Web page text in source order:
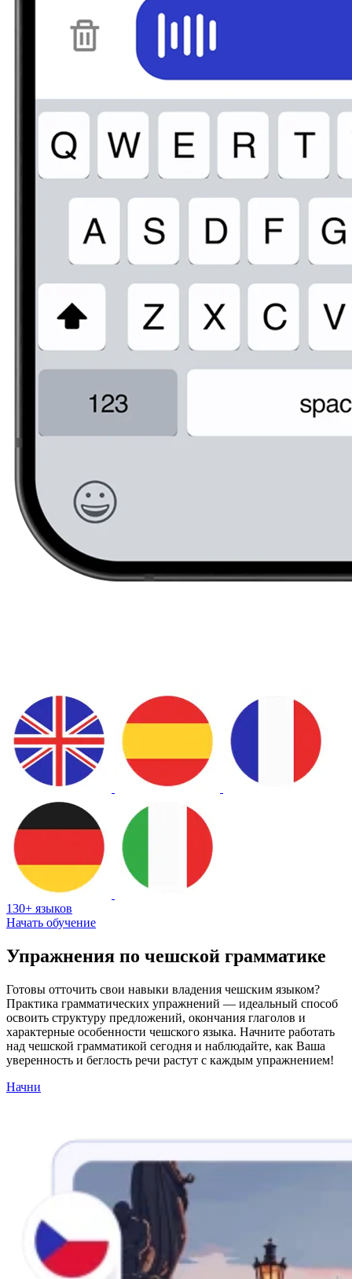
130+ языков
Начать обучение
Упражнения по чешской грамматике
Готовы отточить свои навыки владения чешским языком?
Практика грамматических упражнений — идеальный способ
освоить структуру предложений, окончания глаголов и
характерные особенности чешского языка. Начните работать
над чешской грамматикой сегодня и наблюдайте, как Ваша
уверенность и беглость речи растут с каждым упражнением!
Начни